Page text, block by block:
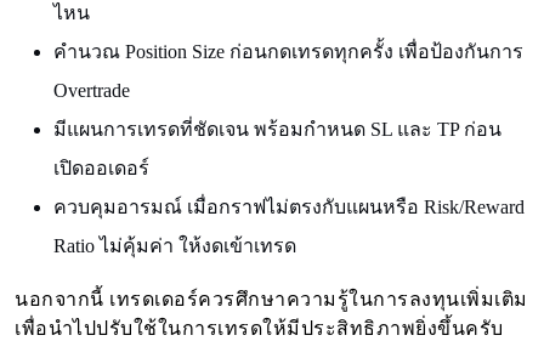
ไหน
คำนวณ Position Size ก่อนกดเทรดทุกครั้ง เพื่อป้องกันการ
Overtrade
มีแผนการเทรดที่ชัดเจน พร้อมกำหนด SL และ TP ก่อน
เปิดออเดอร์
ควบคุมอารมณ์ เมื่อกราฟไม่ตรงกับแผนหรือ Risk/Reward
Ratio ไม่คุ้มค่า ให้งดเข้าเทรด
นอกจากนี้ เทรดเดอร์ควรศึกษาความรู้ในการลงทุนเพิ่มเติม
เพื่อนำไปปรับใช้ในการเทรดให้มีประสิทธิภาพยิ่งขึ้นครับ